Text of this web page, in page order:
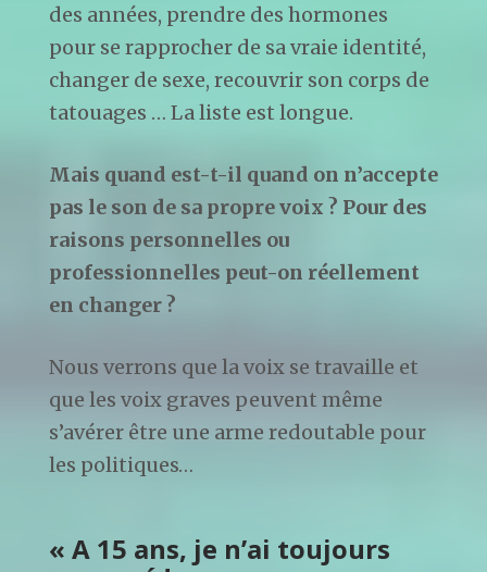
des années, prendre des hormones
pour se rapprocher de sa vraie identité,
changer de sexe, recouvrir son corps de
tatouages … La liste est longue.
Mais quand est-t-il quand on n’accepte
pas le son de sa propre voix ? Pour des
raisons personnelles ou
professionnelles peut-on réellement
en changer ?
Nous verrons que la voix se travaille et
que les voix graves peuvent même
s’avérer être une arme redoutable pour
les politiques…
« A 15 ans, je n’ai toujours